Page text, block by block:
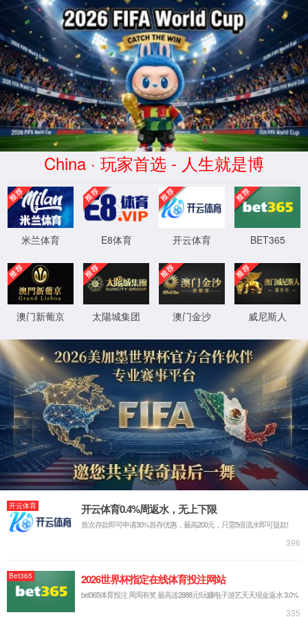
hjc888黄金城(中国)有限公司-
Website homepage
404
抱歉，你访问的
0秒后，返回首页
XML 地图